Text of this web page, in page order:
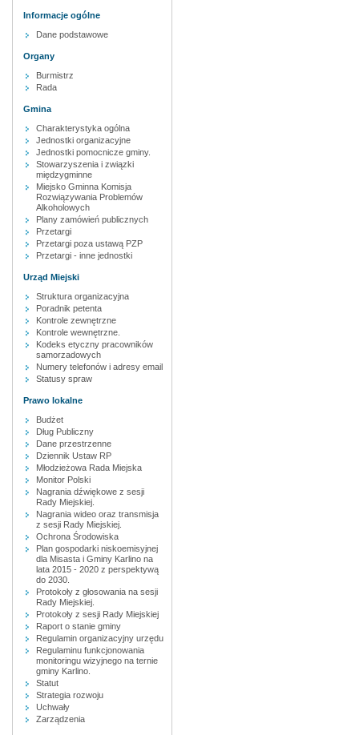
Informacje ogólne
Dane podstawowe
Organy
Burmistrz
Rada
Gmina
Charakterystyka ogólna
Jednostki organizacyjne
Jednostki pomocnicze gminy.
Stowarzyszenia i związki
międzygminne
Miejsko Gminna Komisja
Rozwiązywania Problemów
Alkoholowych
Plany zamówień publicznych
Przetargi
Przetargi poza ustawą PZP
Przetargi - inne jednostki
Urząd Miejski
Struktura organizacyjna
Poradnik petenta
Kontrole zewnętrzne
Kontrole wewnętrzne.
Kodeks etyczny pracowników
samorzadowych
Numery telefonów i adresy email
Statusy spraw
Prawo lokalne
Budżet
Dług Publiczny
Dane przestrzenne
Dziennik Ustaw RP
Młodzieżowa Rada Miejska
Monitor Polski
Nagrania dźwiękowe z sesji
Rady Miejskiej.
Nagrania wideo oraz transmisja
z sesji Rady Miejskiej.
Ochrona Środowiska
Plan gospodarki niskoemisyjnej
dla Misasta i Gminy Karlino na
lata 2015 - 2020 z perspektywą
do 2030.
Protokoły z głosowania na sesji
Rady Miejskiej.
Protokoły z sesji Rady Miejskiej
Raport o stanie gminy
Regulamin organizacyjny urzędu
Regulaminu funkcjonowania
monitoringu wizyjnego na ternie
gminy Karlino.
Statut
Strategia rozwoju
Uchwały
Zarządzenia